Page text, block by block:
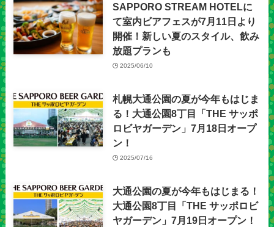
SAPPORO STREAM HOTELに
て室内ビアフェスが7月11日より
開催！新しい夏のスタイル、飲み
放題プランも
2025/06/10
札幌大通公園の夏が今年もはじま
る！大通公園8丁目「THE サッポ
ロビヤガーデン」7月18日オープ
ン！
2025/07/16
大通公園の夏が今年もはじまる！
大通公園8丁目「THE サッポロビ
ヤガーデン」7月19日オープン！